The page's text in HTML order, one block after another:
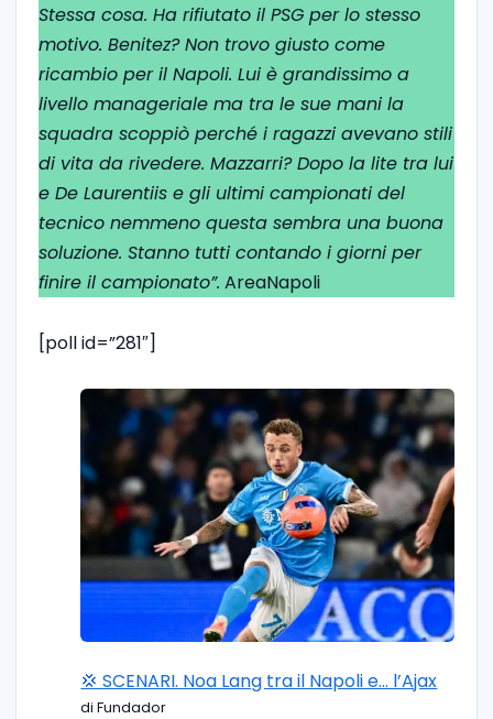
Stessa cosa. Ha rifiutato il PSG per lo stesso
motivo. Benitez? Non trovo giusto come
ricambio per il Napoli. Lui è grandissimo a
livello manageriale ma tra le sue mani la
squadra scoppiò perché i ragazzi avevano stili
di vita da rivedere. Mazzarri? Dopo la lite tra lui
e De Laurentiis e gli ultimi campionati del
tecnico nemmeno questa sembra una buona
soluzione. Stanno tutti contando i giorni per
finire il campionato”. AreaNapoli
[poll id=”281″]
💢 SCENARI. Noa Lang tra il Napoli e… l’Ajax
di Fundador